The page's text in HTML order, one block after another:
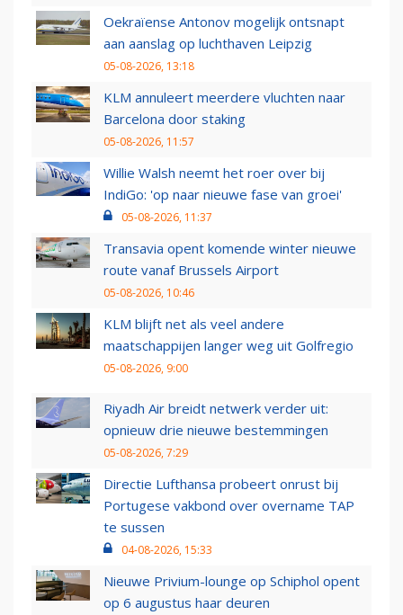
Oekraïense Antonov mogelijk ontsnapt
aan aanslag op luchthaven Leipzig
05-08-2026, 13:18
KLM annuleert meerdere vluchten naar
Barcelona door staking
05-08-2026, 11:57
Willie Walsh neemt het roer over bij
IndiGo: 'op naar nieuwe fase van groei'
05-08-2026, 11:37
Transavia opent komende winter nieuwe
route vanaf Brussels Airport
05-08-2026, 10:46
KLM blijft net als veel andere
maatschappijen langer weg uit Golfregio
05-08-2026, 9:00
Riyadh Air breidt netwerk verder uit:
opnieuw drie nieuwe bestemmingen
05-08-2026, 7:29
Directie Lufthansa probeert onrust bij
Portugese vakbond over overname TAP
te sussen
04-08-2026, 15:33
Nieuwe Privium-lounge op Schiphol opent
op 6 augustus haar deuren